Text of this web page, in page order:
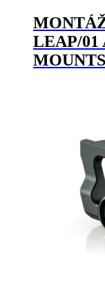
LEAP/
MOUNTS